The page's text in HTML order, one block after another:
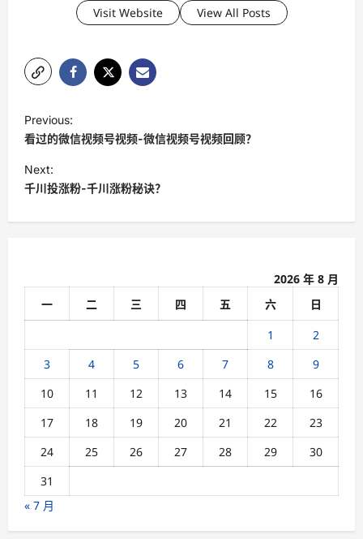
Visit Website View All Posts
P
o
s
t
i
o
n
Previous:
看过的微信视频号视频-微信视频号视频回顾？
Next:
千川投涨粉-千川涨粉秘诀？
2026 年 8 月
一
二 三 四 五 六
日
1
2
3
4 5 6 7 8
9
10
11 12 13 14 15
16
17
18 19 20 21 22
23
24
25 26 27 28 29
30
31
« 7 月